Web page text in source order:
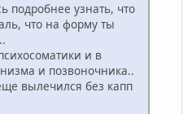
подробнее узнать, что
что на форму ты
и в
и позвоночника..
вылечился без капп